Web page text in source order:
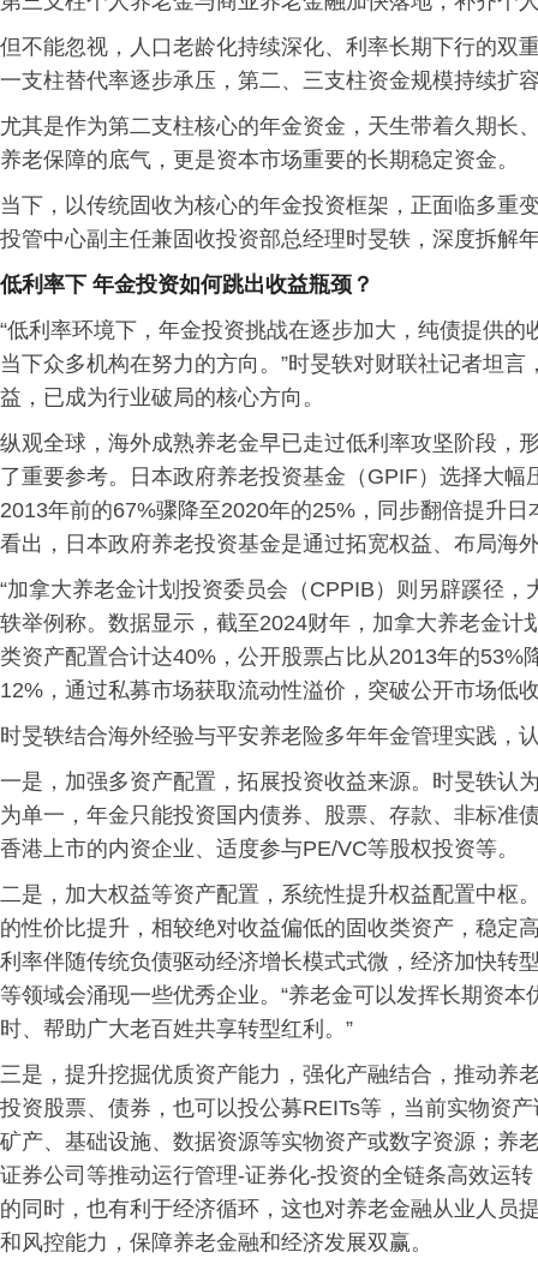
但不能忽视，人口老龄化持续深化、利率长期下行的双
一支柱替代率逐步承压，第二、三支柱资金规模持续扩
尤其是作为第二支柱核心的年金资金，天生带着久期长
养老保障的底气，更是资本市场重要的长期稳定资金。
当下，以传统固收为核心的年金投资框架，正面临多重
投管中心副主任兼固收投资部总经理时旻轶，深度拆解
低利率下 年金投资如何跳出收益瓶颈？
“低利率环境下，年金投资挑战在逐步加大，纯债提供
当下众多机构在努力的方向。”时旻轶对财联社记者坦
益，已成为行业破局的核心方向。
纵观全球，海外成熟养老金早已走过低利率攻坚阶段，
了重要参考。日本政府养老投资基金（GPIF）选择大
2013年前的67%骤降至2020年的25%，同步翻倍提升
看出，日本政府养老投资基金是通过拓宽权益、布局海
“加拿大养老金计划投资委员会（CPPIB）则另辟蹊径
轶举例称。数据显示，截至2024财年，加拿大养老金
类资产配置合计达40%，公开股票占比从2013年的
12%，通过私募市场获取流动性溢价，突破公开市场低
时旻轶结合海外经验与平安养老险多年年金管理实践，
一是，加强多资产配置，拓展投资收益来源。时旻轶认
为单一，年金只能投资国内债券、股票、存款、非标准
香港上市的内资企业、适度参与PE/VC等股权投资等。
二是，加大权益等资产配置，系统性提升权益配置中枢
的性价比提升，相较绝对收益偏低的固收类资产，稳定
利率伴随传统负债驱动经济增长模式式微，经济加快转
等领域会涌现一些优秀企业。“养老金可以发挥长期资
时、帮助广大老百姓共享转型红利。”
三是，提升挖掘优质资产能力，强化产融结合，推动养
投资股票、债券，也可以投公募REITs等，当前实物资
矿产、基础设施、数据资源等实物资产或数字资源；养
证券公司等推动运行管理-证券化-投资的全链条高效运
的同时，也有利于经济循环，这也对养老金融从业人员
和风控能力，保障养老金融和经济发展双赢。